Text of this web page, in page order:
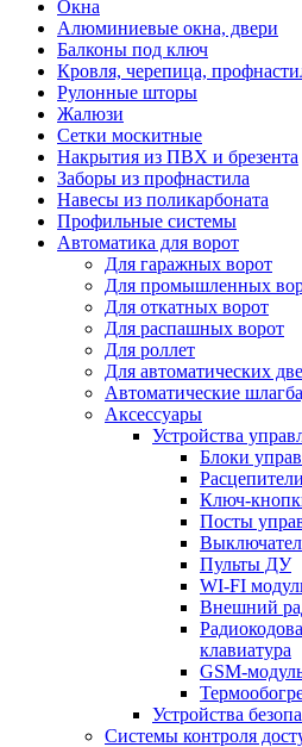
Окна
Алюминиевые окна, двери
Балконы под ключ
Кровля, черепица,
Рулонные шторы
Жалюзи
Сетки москитные
Накрытия из ПВХ и брезента
Заборы из профнастила
Навесы из поликарбоната
Профильные системы
Автоматика для ворот
Для гаражных ворот
Для промышленных
Для откатных ворот
Для распашных ворот
Для роллет
Для автоматических
Автоматические
Аксессуары
Устройства
Блоки
Расцепители
Ключ-
Посты
Пульты ДУ
WI-FI
Внешний
клавиатура
GSM-
Устройства
Системы контроля